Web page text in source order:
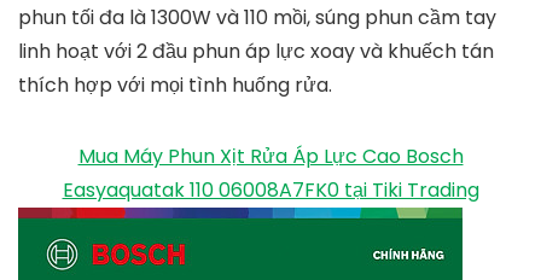
phun tối đa là 1300W và 110 mồi, súng phun cầm tay
linh hoạt với 2 đầu phun áp lực xoay và khuếch tán
thích hợp với mọi tình huống rửa.
Mua Máy Phun Xịt Rửa Áp Lực Cao Bosch
Easyaquatak 110 06008A7FK0 tại Tiki Trading